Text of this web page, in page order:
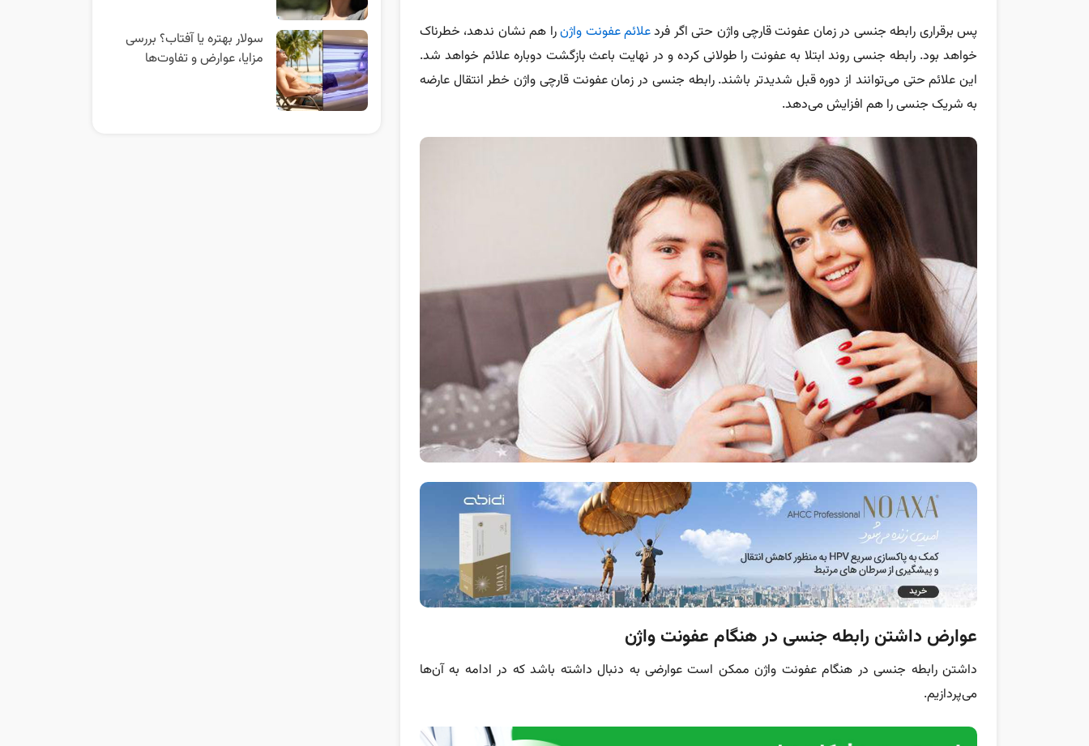
پس برقراری رابطه جنسی در زمان عفونت قارچی واژن حتی اگر فردعلائم عفونت واژنرا هم نشان ندهد، خطرناک
خواهد بود. رابطه جنسی روند ابتلا به عفونت را طولانی کرده و در نهایت باعث بازگشت دوباره علائم خواهد شد.
این علائم حتی می‌توانند از دوره قبل شدیدتر باشند. رابطه جنسی در زمان عفونت قارچی واژن خطر انتقال عارضه
به شریک جنسی را هم افزایش می‌دهد.
عوارض داشتن رابطه جنسی در هنگام عفونت واژن
داشتن رابطه جنسی در هنگام عفونت واژن ممکن است عوارضی به دنبال داشته باشد که در ادامه به آن‌ها
می‌پردازیم‌.
سولار بهتره یا آفتاب؟ بررسی
مزایا، عوارض و تفاوت‌ها